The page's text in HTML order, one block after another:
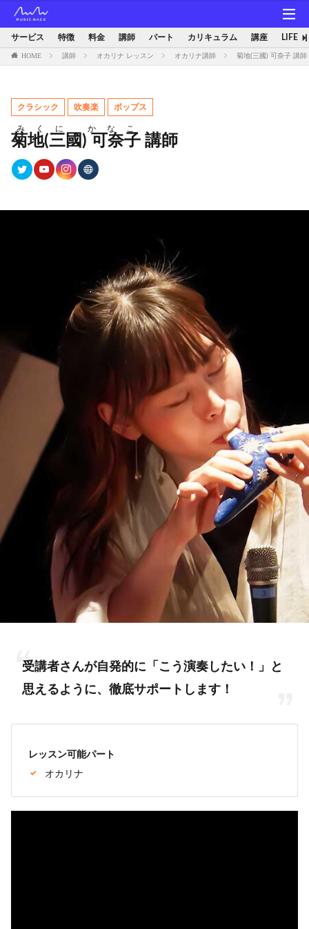
サービス 特徴 料金 講師 パート カリキュラム 講座 LIFE
HOME 講師 オカリナ レッスン オカリナ講師 菊地(三國) 可奈子 講
クラシック 吹奏楽 ポップス
菊地(三國) 可奈子
みくに かなこ
講師
受講者さんが自発的に「こう演奏したい！」と
思えるように、徹底サポートします！
レッスン可能パート
オカリナ